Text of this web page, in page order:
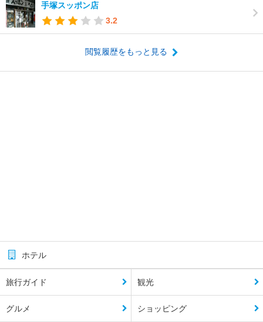
手塚スッポン店
3.2
閲覧履歴をもっと見る
ホテル
旅行ガイド 観光
グルメ ショッピング